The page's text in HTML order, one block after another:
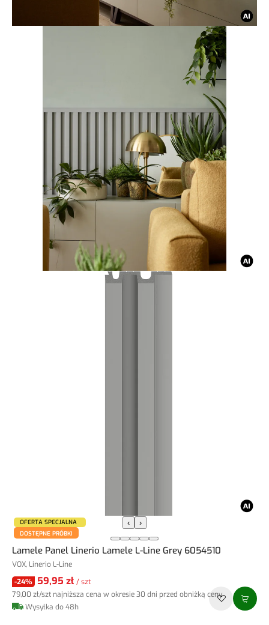
‹ ›
OFERTA SPECJALNA
DOSTĘPNE PRÓBKI
Lamele Panel Linerio Lamele L-Line Grey 6054510
VOX, Linerio L-Line
-24% 59,95 zł / szt
79,00 zł/szt najniższa cena w okresie 30 dni przed obniżką ceny
Wysyłka do 48h